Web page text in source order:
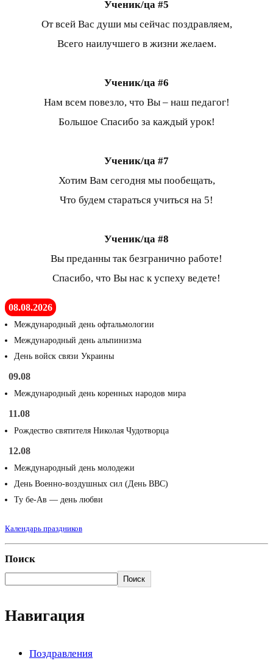
Ученик/ца #5
От всей Вас души мы сейчас поздравляем,
Всего наилучшего в жизни желаем.
Ученик/ца #6
Нам всем повезло, что Вы – наш педагог!
Большое Спасибо за каждый урок!
Ученик/ца #7
Хотим Вам сегодня мы пообещать,
Что будем стараться учиться на 5!
Ученик/ца #8
Вы преданны так безгранично работе!
Спасибо, что Вы нас к успеху ведете!
08.08.2026
Международный день офтальмологии
Международный день альпинизма
День войск связи Украины
09.08
Международный день коренных народов мира
11.08
Рождество святителя Николая Чудотворца
12.08
Международный день молодежи
День Военно-воздушных сил (День ВВС)
Ту бе-Ав — день любви
Календарь праздников
Поиск
Поиск
Навигация
Поздравления